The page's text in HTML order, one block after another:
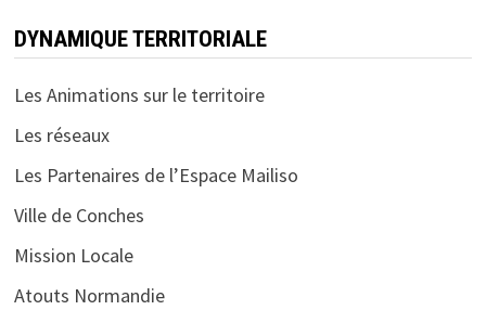
DYNAMIQUE TERRITORIALE
Les Animations sur le territoire
Les réseaux
Les Partenaires de l’Espace Mailiso
Ville de Conches
Mission Locale
Atouts Normandie